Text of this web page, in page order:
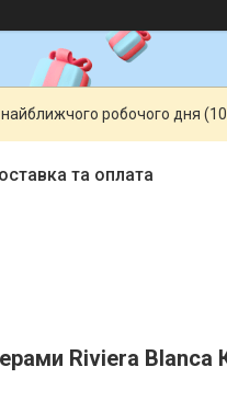
робочого дня
та оплата
Riviera Blanca